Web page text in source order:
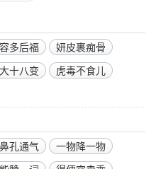
多后福
妍皮裹痴骨
十八变
虎毒不食儿
孔通气
一物降一物